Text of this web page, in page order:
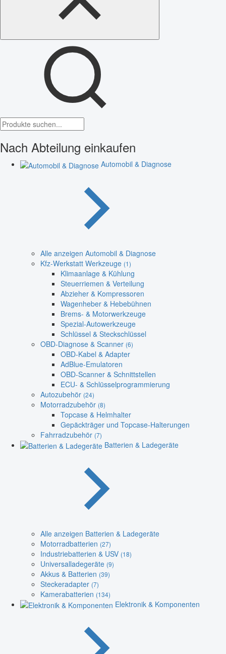
Nach Abteilung einkaufen
Automobil & Diagnose
Alle anzeigen Automobil & Diagnose
Kfz-Werkstatt Werkzeuge (1)
Klimaanlage & Kühlung
Steuerriemen & Verteilung
Abzieher & Kompressoren
Wagenheber & Hebebühnen
Brems- & Motorwerkzeuge
Spezial-Autowerkzeuge
Schlüssel & Steckschlüssel
OBD-Diagnose & Scanner (6)
OBD-Kabel & Adapter
AdBlue-Emulatoren
OBD-Scanner & Schnittstellen
ECU- & Schlüsselprogrammierung
Autozubehör (24)
Motorradzubehör (8)
Topcase & Helmhalter
Gepäckträger und Topcase-Halterungen
Fahrradzubehör (7)
Batterien & Ladegeräte
Alle anzeigen Batterien & Ladegeräte
Motorradbatterien (27)
Industriebatterien & USV (18)
Universalladegeräte (9)
Akkus & Batterien (39)
Steckeradapter (7)
Kamerabatterien (134)
Elektronik & Komponenten